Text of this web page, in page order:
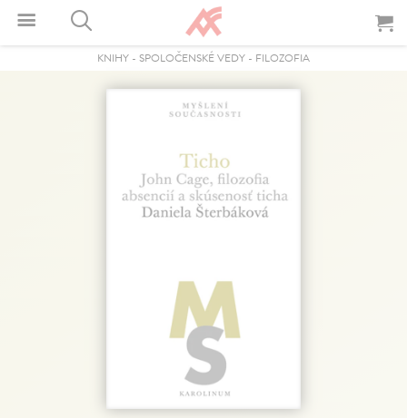
KNIHY - SPOLOČENSKÉ VEDY - FILOZOFIA